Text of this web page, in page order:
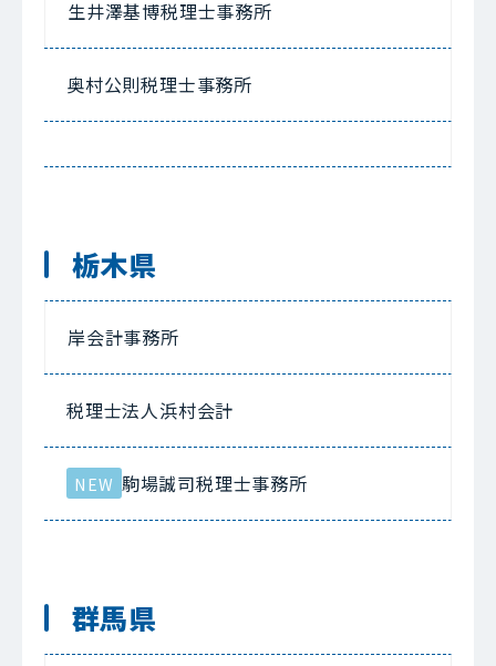
生井澤基博税理士事務所
奥村公則税理士事務所
栃木県
岸会計事務所
税理士法人浜村会計
NEW 駒場誠司税理士事務所
群馬県